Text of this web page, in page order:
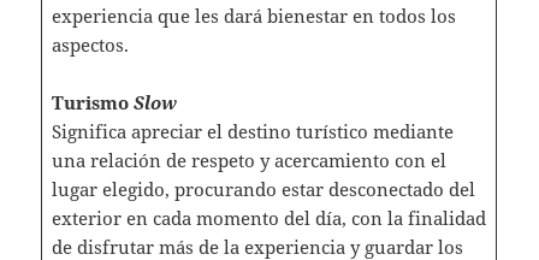
experiencia que les dará bienestar en todos los
aspectos.
Turismo Slow
Significa apreciar el destino turístico mediante
una relación de respeto y acercamiento con el
lugar elegido, procurando estar desconectado del
exterior en cada momento del día, con la finalidad
de disfrutar más de la experiencia y guardar los